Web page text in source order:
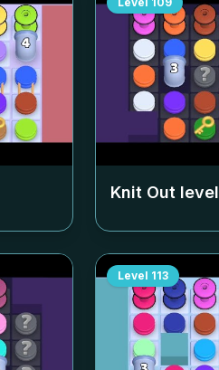
Knit Out level
Level 113